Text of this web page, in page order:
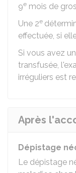
9e mois de
Une 2e
effectuée, si
Si vous avez
transfusée,
irréguliers est
Après
Dépistage
Le dépistage